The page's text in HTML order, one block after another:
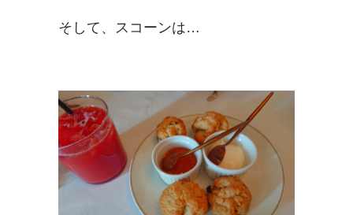
そして、スコーンは…